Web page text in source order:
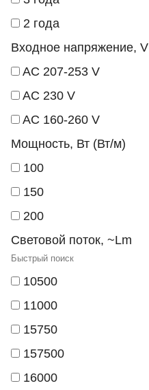
2 года
Входное напряжение, V
AC 207-253 V
AC 230 V
AC 160-260 V
Мощность, Вт (Вт/м)
100
150
200
Световой поток, ~Lm
10500
11000
15750
157500
16000